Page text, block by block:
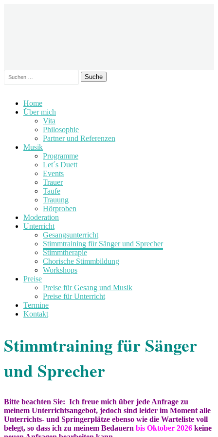
Suche
Zum
Inhalt
Home
Über mich
Vita
Philosophie
Partner und Referenzen
Musik
Programme
Let´s Duett
Events
Trauer
Taufe
Trauung
Hörproben
Moderation
Unterricht
Gesangsunterricht
Stimmtraining für Sänger und Sprecher
Stimmtherapie
Chorische Stimmbildung
Workshops
Preise
Preise für Gesang und Musik
Preise für Unterricht
Termine
Kontakt
Stimmtraining für Sänger
und Sprecher
Bitte beachten Sie: Ich freue mich über jede Anfrage zu
meinem Unterrichtsangebot, jedoch sind leider im Moment alle
Unterrichts- und Springerplätze ebenso wie die Warteliste voll
belegt, so dass ich zu meinem Bedauern bis Oktober 2026 keine